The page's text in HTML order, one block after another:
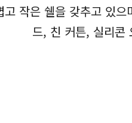
작은 쉘을 갖추고 있
드, 친 커튼, 실리콘